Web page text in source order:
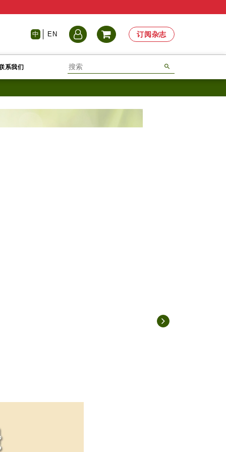
中 EN 订阅杂志
系我们